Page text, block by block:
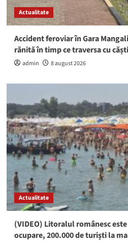
Actualitate
Accident feroviar în Gara
rănită în timp ce traversa cu
admin 8 august 2026
Actualitate
(VIDEO) Litoralul românesc
ocupare, 200.000 de turiști la